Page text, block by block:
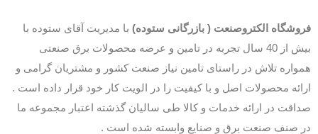
الکتروصنعت ( بازرگانی ستوده)با مدیریت آقای ستوده با
بیش از 40 سال تجربه در تامین و عرضه محصولات برق صنعتی
تلاش در راستای تامین نیاز صنعت کشور و مشتریان گرامی و
محصولات اصل و با کیفیت را در الویت کار خود قرار داده است .
در ارائه خدمات و کالا طی سالیان گذشته اعتبار مجموعه ما
صنف صنعت برق و صنایع وابسته شده است .